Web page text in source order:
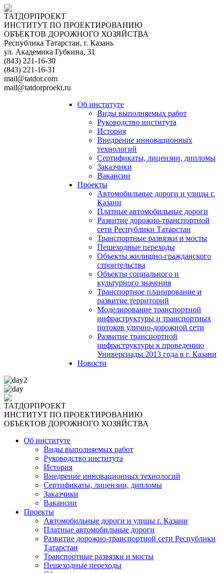
ТАТДОРПРОЕКТ
ИНСТИТУТ ПО ПРОЕКТИРОВАНИЮ
ОБЪЕКТОВ ДОРОЖНОГО ХОЗЯЙСТВА
Республика Татарстан, г. Казань
ул. Академика Губкина, 31
(843) 221-16-30
(843) 221-16-31
mail@tatdor.com
mail@tatdorproekt.ru
Об институте
Виды выполняемых работ
Руководство института
История
Внедрение инновационных
технологий
Сертификаты, лицензии, дипломы
Заказчики
Вакансии
Проекты
Автомобильные дороги и улицы г.
Казани
Платные автомобильные дороги
Развитие дорожно-транспортной
сети Республики Татарстан
Транспортные развязки и мосты
Пешеходные переходы
Объекты жилищно-гражданского
строительства
Объекты социального и
культурного значения
Транспортное планирование и
развитие территорий
Моделирование транспортной
инфраструктуры и транспортных
потоков улично-дорожной сети
Развитие транспортной
инфраструктуры к проведению
Универсиады 2013 года в г. Казани
Новости
ТАТДОРПРОЕКТ
ИНСТИТУТ ПО ПРОЕКТИРОВАНИЮ
ОБЪЕКТОВ ДОРОЖНОГО ХОЗЯЙСТВА
Об институте
Виды выполняемых работ
Руководство института
История
Внедрение инновационных технологий
Сертификаты, лицензии, дипломы
Заказчики
Вакансии
Проекты
Автомобильные дороги и улицы г. Казани
Платные автомобильные дороги
Развитие дорожно-транспортной сети Республики
Татарстан
Транспортные развязки и мосты
Пешеходные переходы